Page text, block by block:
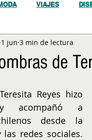
VIAJES
TECNOLOGÍA
de
1 jun 3 min de lectura
Reyes hizo
acompañó a
desde la
redes sociales.